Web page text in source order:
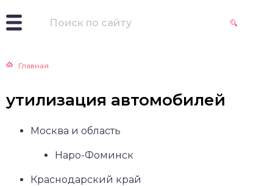
Главная
утилизация автомобилей
Москва и область
Наро-Фоминск
Краснодарский край